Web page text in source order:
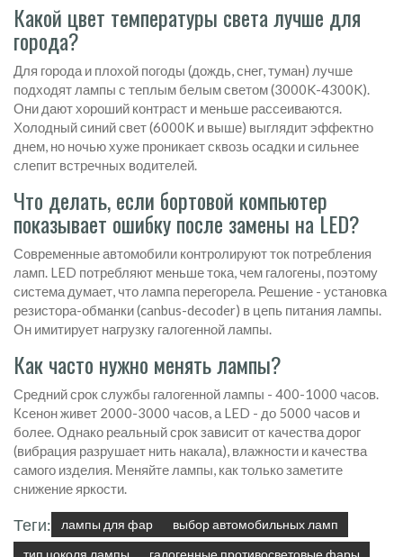
Какой цвет температуры света лучше для
города?
Для города и плохой погоды (дождь, снег, туман) лучше
подходят лампы с теплым белым светом (3000K-4300K).
Они дают хороший контраст и меньше рассеиваются.
Холодный синий свет (6000K и выше) выглядит эффектно
днем, но ночью хуже проникает сквозь осадки и сильнее
слепит встречных водителей.
Что делать, если бортовой компьютер
показывает ошибку после замены на LED?
Современные автомобили контролируют ток потребления
ламп. LED потребляют меньше тока, чем галогены, поэтому
система думает, что лампа перегорела. Решение - установка
резистора-обманки (canbus-decoder) в цепь питания лампы.
Он имитирует нагрузку галогенной лампы.
Как часто нужно менять лампы?
Средний срок службы галогенной лампы - 400-1000 часов.
Ксенон живет 2000-3000 часов, а LED - до 5000 часов и
более. Однако реальный срок зависит от качества дорог
(вибрация разрушает нить накала), влажности и качества
самого изделия. Меняйте лампы, как только заметите
снижение яркости.
Теги: лампы для фар
выбор автомобильных ламп